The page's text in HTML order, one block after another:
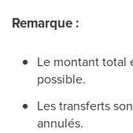
Remarque :
Le montant total
possible.
Les transferts
annulés.